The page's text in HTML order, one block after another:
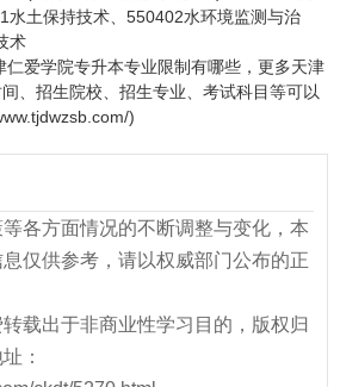
水土保持技术、550402水环境监测与治
术
爱学院专升本专业限制有哪些，更多天津
、招生院校、招生专业、考试科目等可以
)
等各方面情况的不断调整与变化，本
仅供参考，请以权威部门公布的正
转载出于非商业性学习目的，版权归
：